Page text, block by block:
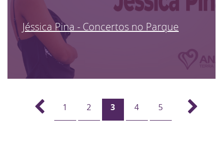
Jéssica Pina - Concertos no Parque
1 2 3 4 5